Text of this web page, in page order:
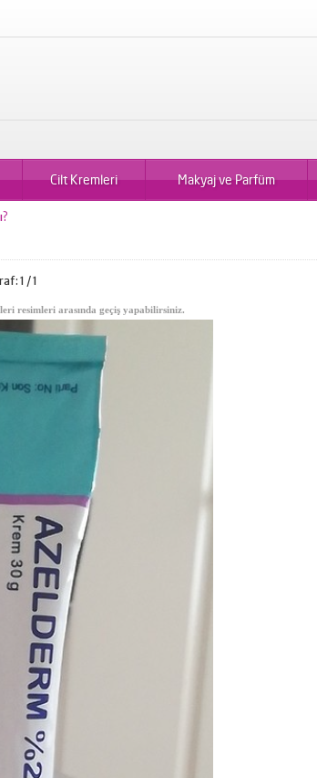
Cilt Kremleri Makyaj ve Parfüm
1 / 1
resimleri arasında geçiş yapabilirsiniz.